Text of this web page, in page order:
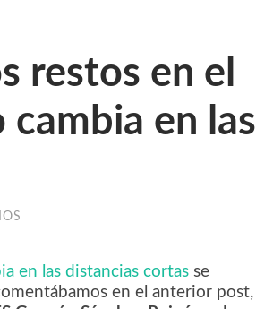
restos en el
cambia en las
en las distancias cortas se
en el anterior post,